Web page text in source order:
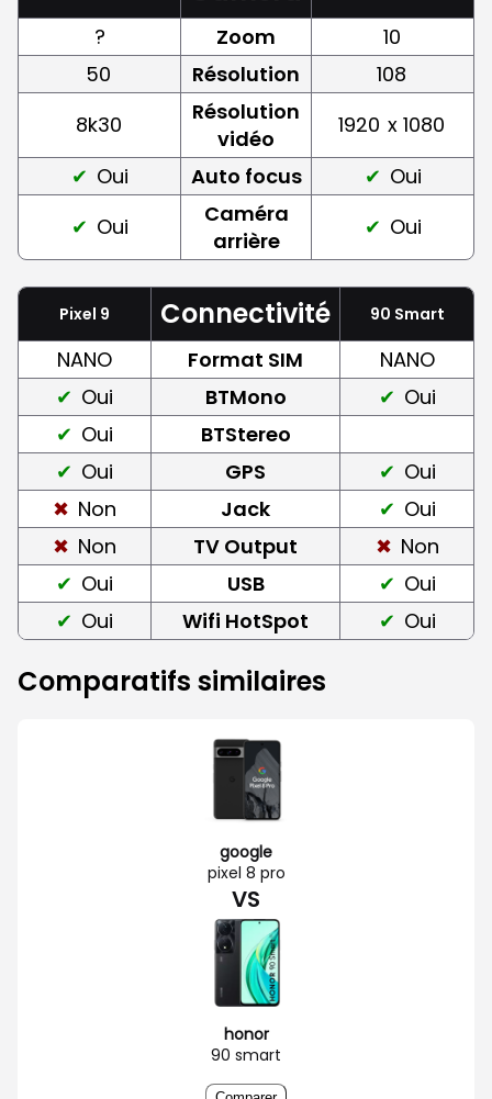
? Zoom
10
50
Résolution
108
8k30
Résolution
vidéo
1920 x 1080
Oui
Auto focus
Oui
Oui
Caméra
arrière
Oui
Pixel 9 Connectivité 90 Smart
NANO Format SIM
NANO
Oui
BTMono
Oui
Oui
BTStereo
Oui
GPS
Oui
Non
Jack
Oui
Non
TV Output
Non
Oui
USB
Oui
Oui
Wifi HotSpot Oui
Comparatifs similaires
google
pixel 8 pro
VS
honor
90 smart